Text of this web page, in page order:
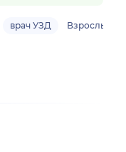
врач УЗД Взрослый